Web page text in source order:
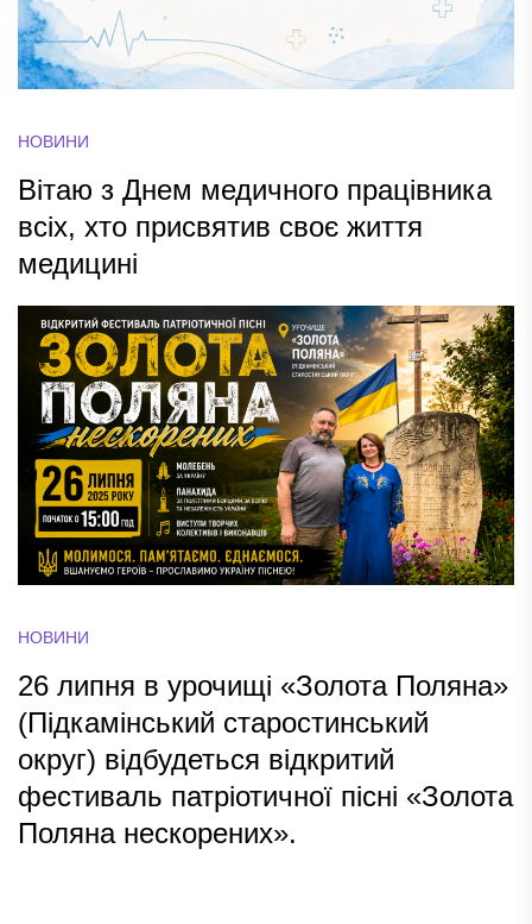
НОВИНИ
Вітаю з Днем медичного працівника
всіх, хто присвятив своє життя
медицині
НОВИНИ
26 липня в урочищі «Золота Поляна»
(Підкамінський старостинський
округ) відбудеться відкритий
фестиваль патріотичної пісні «Золота
Поляна нескорених».